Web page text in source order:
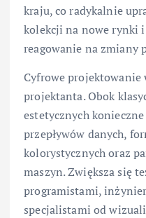
kraju, co radykalnie
kolekcji na nowe rynki
reagowanie na zmiany
Cyfrowe projektowanie
projektanta. Obok
estetycznych
przepływów danych,
kolorystycznych oraz
maszyn. Zwiększa się
programistami,
specjalistami od